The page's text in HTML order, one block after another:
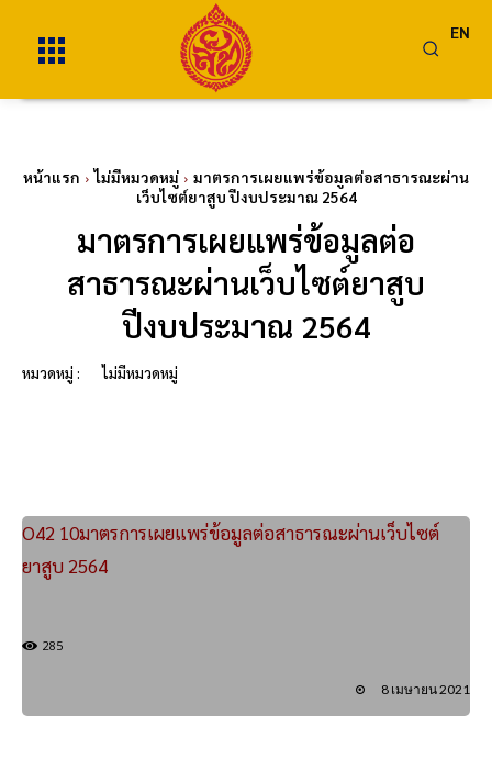
EN
หน้าแรก ไม่มีหมวดหมู่
มาตรการเผยแพร่ข้อมูลต่อสาธารณะผ่าน
เว็บไซต์ยาสูบ ปีงบประมาณ 2564
มาตรการเผยแพร่ข้อมูลต่อ
สาธารณะผ่านเว็บไซต์ยาสูบ
ปีงบประมาณ 2564
หมวดหมู่ : ไม่มีหมวดหมู่
O42 10มาตรการเผยแพร่ข้อมูลต่อสาธารณะผ่านเว็บไซต์
ยาสูบ 2564
285
8 เมษายน 2021